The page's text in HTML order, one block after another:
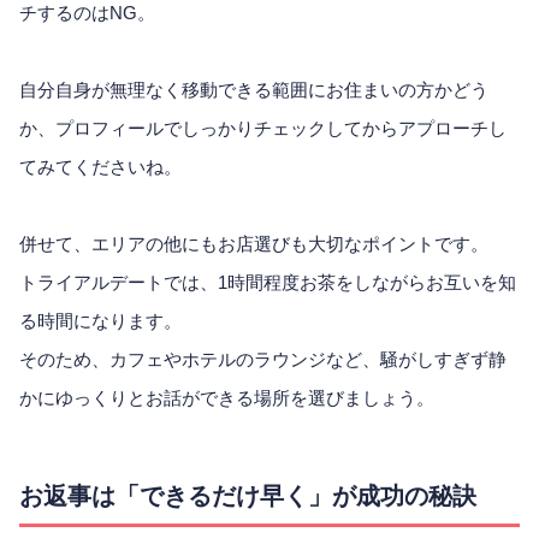
チするのはNG。
自分自身が無理なく移動できる範囲にお住まいの方かどう
か、プロフィールでしっかりチェックしてからアプローチし
てみてくださいね。
併せて、エリアの他にもお店選びも大切なポイントです。
トライアルデートでは、1時間程度お茶をしながらお互いを知
る時間になります。
そのため、カフェやホテルのラウンジなど、騒がしすぎず静
かにゆっくりとお話ができる場所を選びましょう。
お返事は「できるだけ早く」が成功の秘訣